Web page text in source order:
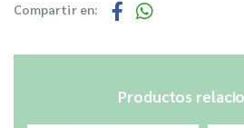
Compartir en:
Productos